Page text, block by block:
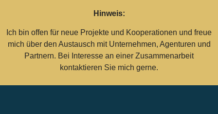
Hinweis:
Ich bin offen für neue Projekte und Kooperationen und freue
mich über den Austausch mit Unternehmen, Agenturen und
Partnern. Bei Interesse an einer Zusammenarbeit
kontaktieren Sie mich gerne.